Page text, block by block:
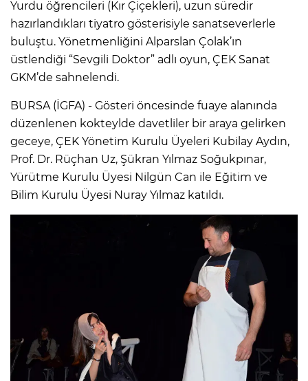
Yurdu öğrencileri (Kır Çiçekleri), uzun süredir
hazırlandıkları tiyatro gösterisiyle sanatseverlerle
buluştu. Yönetmenliğini Alparslan Çolak’ın
üstlendiği “Sevgili Doktor” adlı oyun, ÇEK Sanat
GKM’de sahnelendi.
BURSA (İGFA) - Gösteri öncesinde fuaye alanında
düzenlenen kokteylde davetliler bir araya gelirken
geceye, ÇEK Yönetim Kurulu Üyeleri Kubilay Aydın,
Prof. Dr. Rüçhan Uz, Şükran Yılmaz Soğukpınar,
Yürütme Kurulu Üyesi Nilgün Can ile Eğitim ve
Bilim Kurulu Üyesi Nuray Yılmaz katıldı.